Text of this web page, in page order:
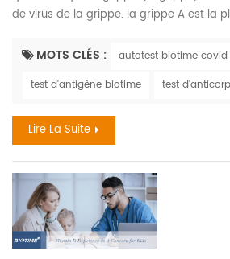
de virus de la grippe. la grippe A est la
symptômes sont similaires. la grippe,
qui sévit le plus pendant les mois
MOTS CLÉS :
autotest biotime covid
test d'antigène biotime
test
Lire La Suite